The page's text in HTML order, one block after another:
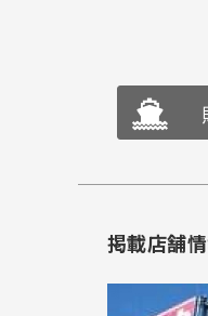
掲載店舗